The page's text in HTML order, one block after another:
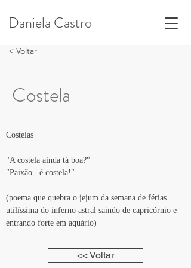
Daniela Castro
< Voltar
Costela
Costelas
"A costela ainda tá boa?"
"Paixão...é costela!"
(poema que quebra o jejum da semana de férias
utilíssima do inferno astral saindo de capricórnio e
entrando forte em aquário)
<< Voltar